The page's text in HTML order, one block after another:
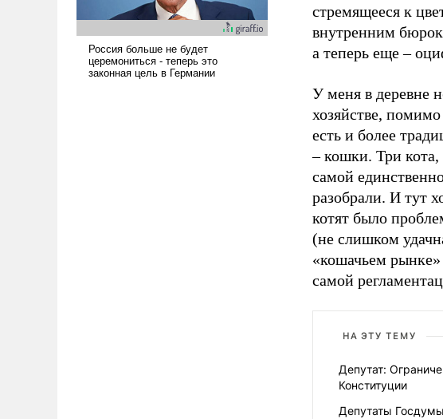
стремящееся к
внутренним
а теперь еще –
У меня в деревне
хозяйстве,
есть и более
– кошки. Три кота,
самой
разобрали. И тут
котят было
(не слишком
«кошачьем
самой
НА ЭТУ ТЕМУ
Депутат:
Конституции
Депутаты